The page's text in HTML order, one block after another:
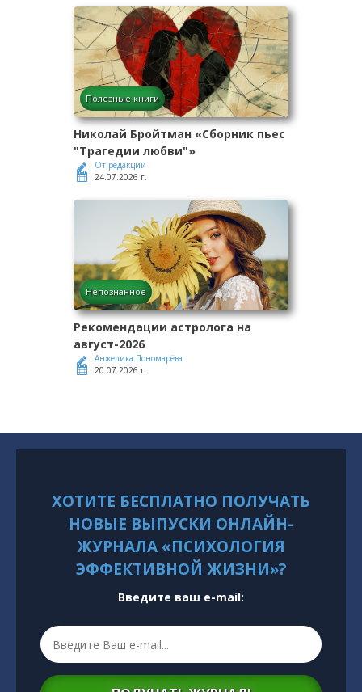
Полезные книги
Николай Бройтман «Сборник пьес
"Трагедии любви"»
От редакции
24.07.2026 г.
Непознанное
Рекомендации астролога на
август-2026
Анжелика Пономарёва
20.07.2026 г.
ХОТИТЕ БЕСПЛАТНО ПОЛУЧАТЬ
НОВЫЕ ВЫПУСКИ ОНЛАЙН-
ЖУРНАЛА «ПСИХОЛОГИЯ
ЭФФЕКТИВНОЙ ЖИЗНИ»?
Введите ваш e-mail: